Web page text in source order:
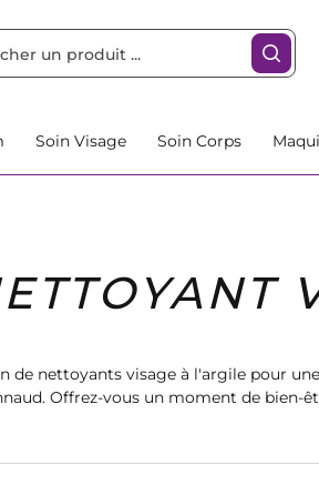
Soin Visage Soin Corps
de nettoyants visage à l'argile pour
Offrez-vous un moment de bien-